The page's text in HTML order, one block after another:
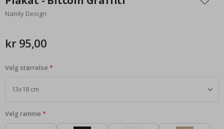
begynnelsen
av
Namly Design
kr 95,00
Velg størrelse
Velg ramme